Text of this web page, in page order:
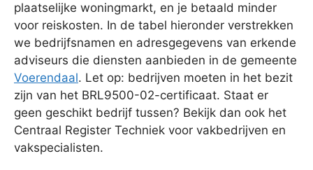
plaatselijke woningmarkt, en je betaald minder
voor reiskosten. In de tabel hieronder verstrekken
we bedrijfsnamen en adresgegevens van erkende
adviseurs die diensten aanbieden in de gemeente
Voerendaal. Let op: bedrijven moeten in het bezit
zijn van het BRL9500-02-certificaat. Staat er
geen geschikt bedrijf tussen? Bekijk dan ook het
Centraal Register Techniek voor vakbedrijven en
vakspecialisten.